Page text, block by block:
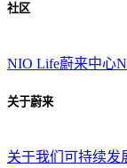
社区
NIO Life蔚来中心
关于蔚来
关于我们 可持续发